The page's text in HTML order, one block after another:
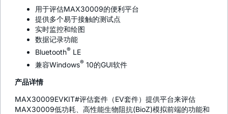
用于评估MAX30009的便利平台
提供多个易于接触的测试点
实时监控和绘图
数据记录功能
Bluetooth® LE
兼容Windows® 10的GUI软件
产品详情
MAX30009EVKIT#评估套件（EV套件）提供平台来评估
MAX30009低功耗、高性能生物阻抗(BioZ)模拟前端的功能和